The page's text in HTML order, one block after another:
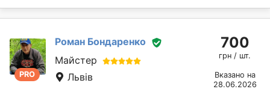
PRO
Роман Бондаренко
Майстер
Львів
700
грн / шт.
Вказано на
28.06.2026